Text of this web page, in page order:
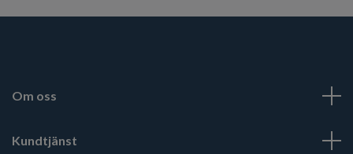
Om oss
Kundtjänst